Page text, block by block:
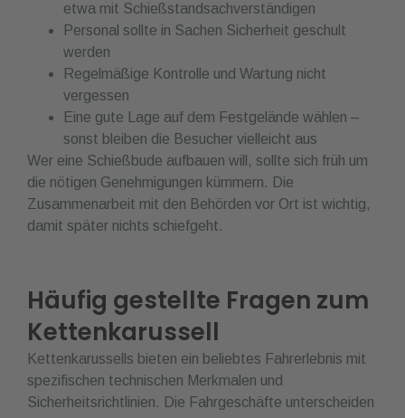
etwa mit Schießstandsachverständigen
Personal sollte in Sachen Sicherheit geschult
werden
Regelmäßige Kontrolle und Wartung nicht
vergessen
Eine gute Lage auf dem Festgelände wählen –
sonst bleiben die Besucher vielleicht aus
Wer eine Schießbude aufbauen will, sollte sich früh um
die nötigen Genehmigungen kümmern. Die
Zusammenarbeit mit den Behörden vor Ort ist wichtig,
damit später nichts schiefgeht.
Häufig gestellte Fragen zum
Kettenkarussell
Kettenkarussells bieten ein beliebtes Fahrerlebnis mit
spezifischen technischen Merkmalen und
Sicherheitsrichtlinien. Die Fahrgeschäfte unterscheiden